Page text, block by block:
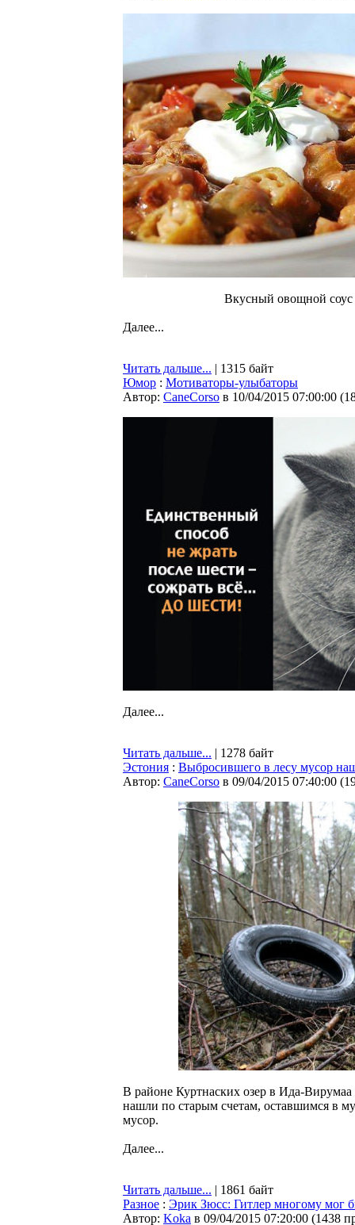
Вкусный овощной соус
Далее...
Читать дальше... | 1315 байт
Юмор : Мотиваторы-улыбаторы
Автор: CaneCorso в 10/04/2015 07:00:00 (
Далее...
Читать дальше... | 1278 байт
Эстония : Выбросившего в лесу мусор
Автор: CaneCorso в 09/04/2015 07:40:00 (
В районе Куртнаских озер в Ида-
нашли по старым счетам, оставшимся в
мусор.
Далее...
Читать дальше... | 1861 байт
Разное : Эрик Зюсс: Гитлер многому мог
Автор: Koka в 09/04/2015 07:20:00 (1438